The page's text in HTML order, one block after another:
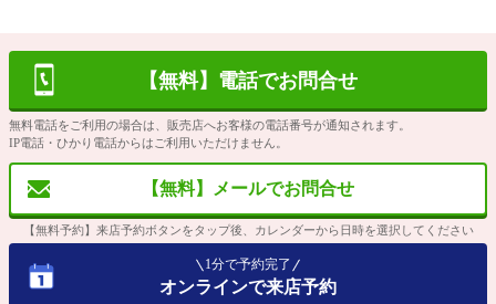
【無料】電話でお問合せ
無料電話をご利用の場合は、販売店へお客様の電話番号が通知されます。
IP電話・ひかり電話からはご利用いただけません。
【無料】メールでお問合せ
【無料予約】来店予約ボタンをタップ後、カレンダーから日時を選択してください
1分で予約完了
オンラインで来店予約